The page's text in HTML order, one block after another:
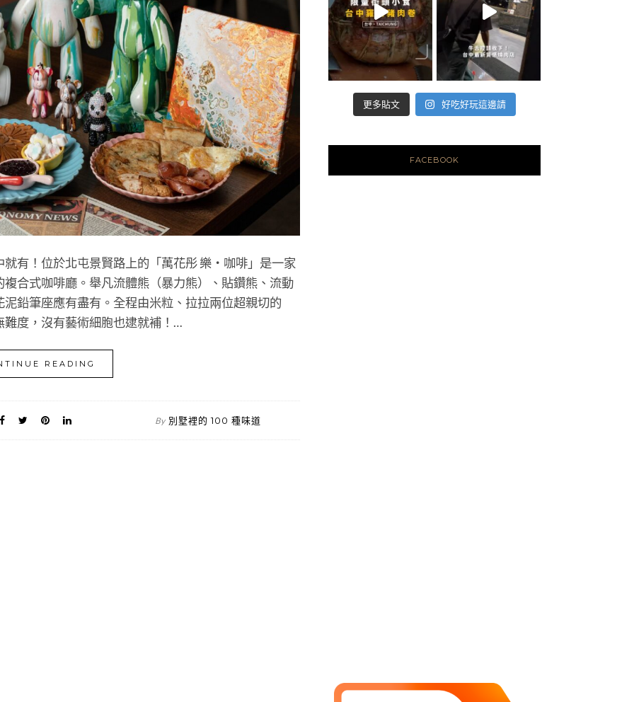
有！位於北屯景賢路上的「萬花彤 樂・咖啡」是一家
合式咖啡廳。舉凡流體熊（暴力熊）、貼鑽熊、流動
鉛筆座應有盡有。全程由米粒、拉拉兩位超親切的
難度，沒有藝術細胞也逮就補！…
READING
By 別墅裡的 100 種味道
更多貼文 好吃好玩這邊請
FACEBOOK